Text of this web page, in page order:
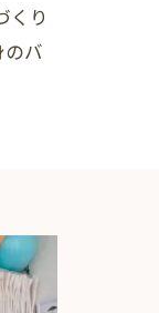
くり
バ